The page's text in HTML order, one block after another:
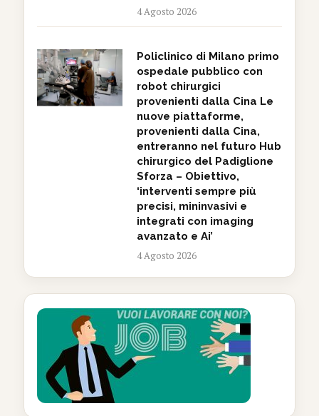
4 Agosto 2026
Policlinico di Milano primo
ospedale pubblico con
robot chirurgici
provenienti dalla Cina Le
nuove piattaforme,
provenienti dalla Cina,
entreranno nel futuro Hub
chirurgico del Padiglione
Sforza – Obiettivo,
‘interventi sempre più
precisi, mininvasivi e
integrati con imaging
avanzato e Ai’
4 Agosto 2026